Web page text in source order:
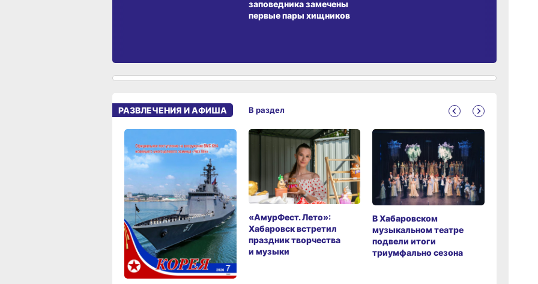
заповедника замечены
первые пары хищников
РАЗВЛЕЧЕНИЯ И АФИША
«АмурФест. Лето»:
Хабаровск встретил
праздник творчества
и музыки
В Хабаровском
музыкальном театре
подвели итоги
триумфально сезона
В раздел